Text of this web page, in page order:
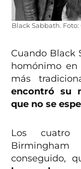
Black Sabbath. Foto:
Cuando Black
homónimo en
más
encontró su
que no se
Los cuatro
conseguido,